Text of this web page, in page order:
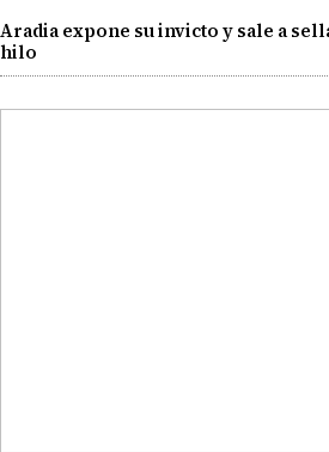
Aradia expone su invicto y sale a
hilo